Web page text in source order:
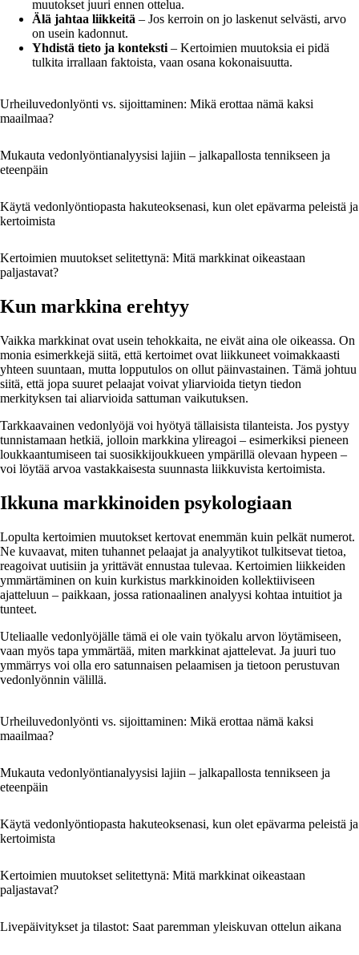
muutokset juuri ennen ottelua.
Älä jahtaa liikkeitä – Jos kerroin on jo laskenut selvästi, arvo
on usein kadonnut.
Yhdistä tieto ja konteksti – Kertoimien muutoksia ei pidä
tulkita irrallaan faktoista, vaan osana kokonaisuutta.
Urheiluvedonlyönti vs. sijoittaminen: Mikä erottaa nämä kaksi
maailmaa?
Mukauta vedonlyöntianalyysisi lajiin – jalkapallosta tennikseen ja
eteenpäin
Käytä vedonlyöntiopasta hakuteoksenasi, kun olet epävarma peleistä ja
kertoimista
Kertoimien muutokset selitettynä: Mitä markkinat oikeastaan
paljastavat?
Kun markkina erehtyy
Vaikka markkinat ovat usein tehokkaita, ne eivät aina ole oikeassa. On
monia esimerkkejä siitä, että kertoimet ovat liikkuneet voimakkaasti
yhteen suuntaan, mutta lopputulos on ollut päinvastainen. Tämä johtuu
siitä, että jopa suuret pelaajat voivat yliarvioida tietyn tiedon
merkityksen tai aliarvioida sattuman vaikutuksen.
Tarkkaavainen vedonlyöjä voi hyötyä tällaisista tilanteista. Jos pystyy
tunnistamaan hetkiä, jolloin markkina ylireagoi – esimerkiksi pieneen
loukkaantumiseen tai suosikkijoukkueen ympärillä olevaan hypeen –
voi löytää arvoa vastakkaisesta suunnasta liikkuvista kertoimista.
Ikkuna markkinoiden psykologiaan
Lopulta kertoimien muutokset kertovat enemmän kuin pelkät numerot.
Ne kuvaavat, miten tuhannet pelaajat ja analyytikot tulkitsevat tietoa,
reagoivat uutisiin ja yrittävät ennustaa tulevaa. Kertoimien liikkeiden
ymmärtäminen on kuin kurkistus markkinoiden kollektiiviseen
ajatteluun – paikkaan, jossa rationaalinen analyysi kohtaa intuitiot ja
tunteet.
Uteliaalle vedonlyöjälle tämä ei ole vain työkalu arvon löytämiseen,
vaan myös tapa ymmärtää, miten markkinat ajattelevat. Ja juuri tuo
ymmärrys voi olla ero satunnaisen pelaamisen ja tietoon perustuvan
vedonlyönnin välillä.
Urheiluvedonlyönti vs. sijoittaminen: Mikä erottaa nämä kaksi
maailmaa?
Mukauta vedonlyöntianalyysisi lajiin – jalkapallosta tennikseen ja
eteenpäin
Käytä vedonlyöntiopasta hakuteoksenasi, kun olet epävarma peleistä ja
kertoimista
Kertoimien muutokset selitettynä: Mitä markkinat oikeastaan
paljastavat?
Livepäivitykset ja tilastot: Saat paremman yleiskuvan ottelun aikana